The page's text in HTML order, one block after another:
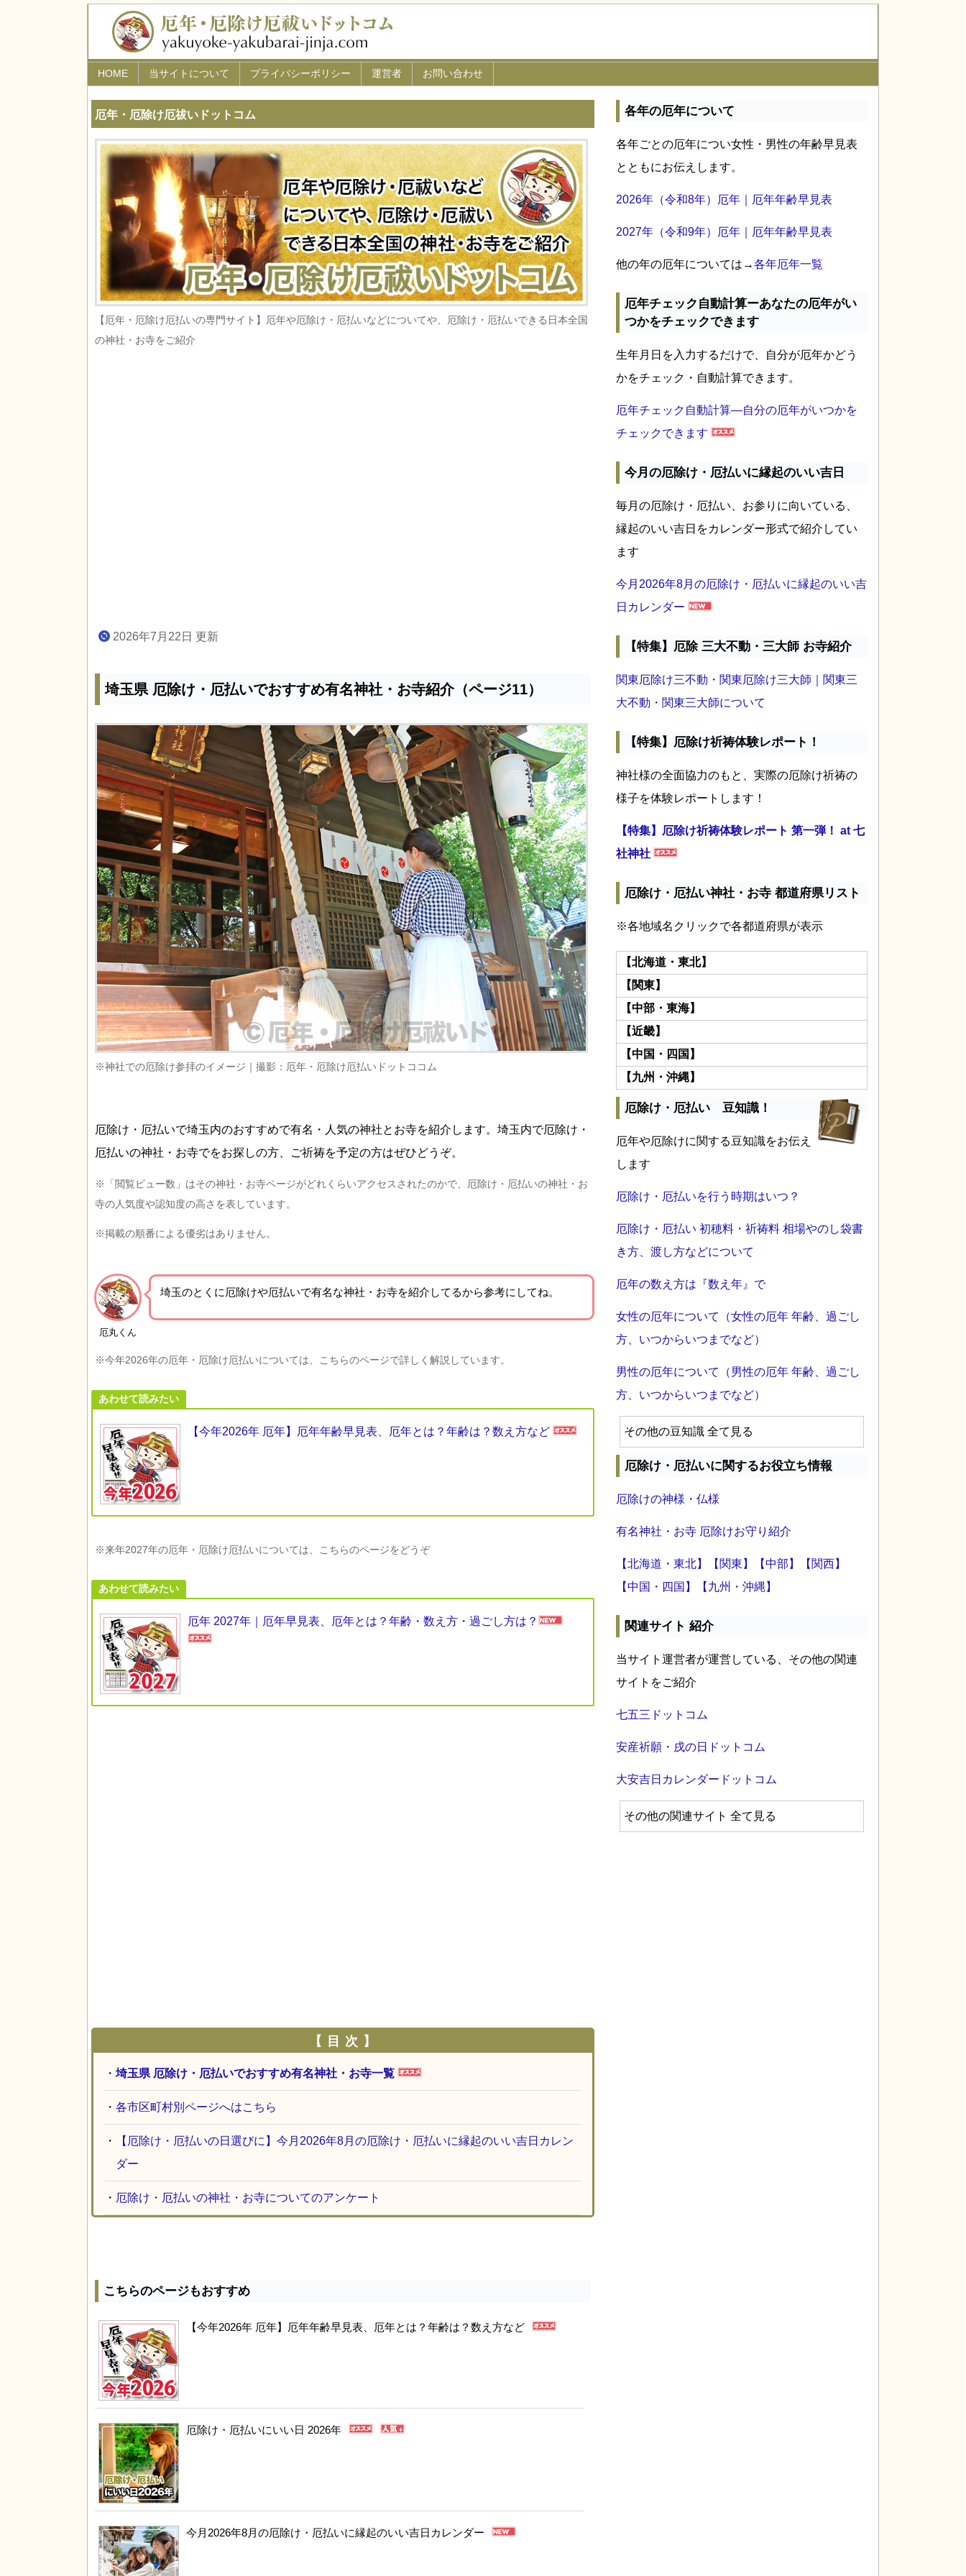
厄年・厄除け厄祓いドットコム
【厄年・厄除け厄払いの専門サイト】厄年や厄除け・厄払いなどについてや、厄除け・厄払いできる日本全国
の神社・お寺をご紹介
2026年7月22日 更新
埼玉県 厄除け・厄払いでおすすめ有名神社・お寺紹介（ページ11）
※神社での厄除け参拝のイメージ｜撮影：厄年・厄除け厄払いドットココム
厄除け・厄払いで埼玉内のおすすめで有名・人気の神社とお寺を紹介します。埼玉内で厄除け・
厄払いの神社・お寺でをお探しの方、ご祈祷を予定の方はぜひどうぞ。
※「閲覧ビュー数」はその神社・お寺ページがどれくらいアクセスされたのかで、厄除け・厄払いの神社・お
寺の人気度や認知度の高さを表しています。
※掲載の順番による優劣はありません。
厄丸くん
埼玉のとくに厄除けや厄払いで有名な神社・お寺を紹介 してるから参考にしてね。
※今年2026年の厄年・厄除け厄払いについては、こちらのページで詳しく解説しています。
あわせて読みたい
【今年2026年 厄年】厄年年齢早見表、厄年とは？年齢は？数え方など
※来年2027年の厄年・厄除け厄払いについては、こちらのページをどうぞ
あわせて読みたい
厄年 2027年｜厄年早見表、厄年とは？年齢・数え方・過ごし方は？
【 目 次 】
・ 埼玉県 厄除け・厄払いでおすすめ有名神社・お寺一覧
・ 各市区町村別ページへはこちら
・
【厄除け・厄払いの日選びに】今月2026年8月の厄除け・厄払いに縁起のいい吉日カレン
ダー
・ 厄除け・厄払いの神社・お寺についてのアンケート
こちらのページもおすすめ
【今年2026年 厄年】厄年年齢早見表、厄年とは？年齢は？数え方など
厄除け・厄払いにいい日 2026年
今月2026年8月の厄除け・厄払いに縁起のいい吉日カレンダー
各年の厄年について
各年ごとの厄年につい女性・男性の年齢早見表
とともにお伝えします。
2026年（令和8年）厄年｜厄年年齢早見表
2027年（令和9年）厄年｜厄年年齢早見表
他の年の厄年については→各年厄年一覧
厄年チェック自動計算ーあなたの厄年がい
つかをチェックできます
生年月日を入力するだけで、自分が厄年かどう
かをチェック・自動計算できます。
厄年チェック自動計算―自分の厄年がいつかを
チェックできます
今月の厄除け・厄払いに縁起のいい吉日
毎月の厄除け・厄払い、お参りに向いている、
縁起のいい吉日をカレンダー形式で紹介してい
ます
今月2026年8月の厄除け・厄払いに縁起のいい吉
日カレンダー
【特集】厄除 三大不動・三大師 お寺紹介
関東厄除け三不動・関東厄除け三大師｜関東三
大不動・関東三大師について
【特集】厄除け祈祷体験レポート！
神社様の全面協力のもと、実際の厄除け祈祷の
様子を体験レポートします！
【特集】厄除け祈祷体験レポート 第一弾！ at 七
社神社
厄除け・厄払い神社・お寺 都道府県リスト
※各地域名クリックで各都道府県が表示
【北海道・東北】
【関東】
【中部・東海】
【近畿】
【中国・四国】
【九州・沖縄】
厄除け・厄払い 豆知識！
厄年や厄除けに関する豆知識をお伝え
します
厄除け・厄払いを行う時期はいつ？
厄除け・厄払い 初穂料・祈祷料 相場やのし袋書
き方、渡し方などについて
厄年の数え方は『数え年』で
女性の厄年について（女性の厄年 年齢、過ごし
方、いつからいつまでなど）
男性の厄年について（男性の厄年 年齢、過ごし
方、いつからいつまでなど）
その他の豆知識 全て見る
厄除け・厄払いに関するお役立ち情報
厄除けの神様・仏様
有名神社・お寺 厄除けお守り紹介
【北海道・東北】 【関東】 【中部】
【関西】
【中国・四国】
【九州・沖縄】
関連サイト 紹介
当サイト運営者が運営している、その他の関連
サイトをご紹介
七五三ドットコム
安産祈願・戌の日ドットコム
大安吉日カレンダードットコム
その他の関連サイト 全て見る
HOME 当サイトについて プライバシーポリシー 運営者 お問い合わせ